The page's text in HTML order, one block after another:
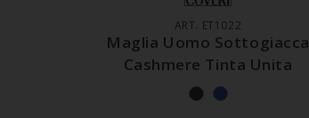
ART. ET1022
Maglia Uomo Sottogiacca
Cashmere Tinta Unita